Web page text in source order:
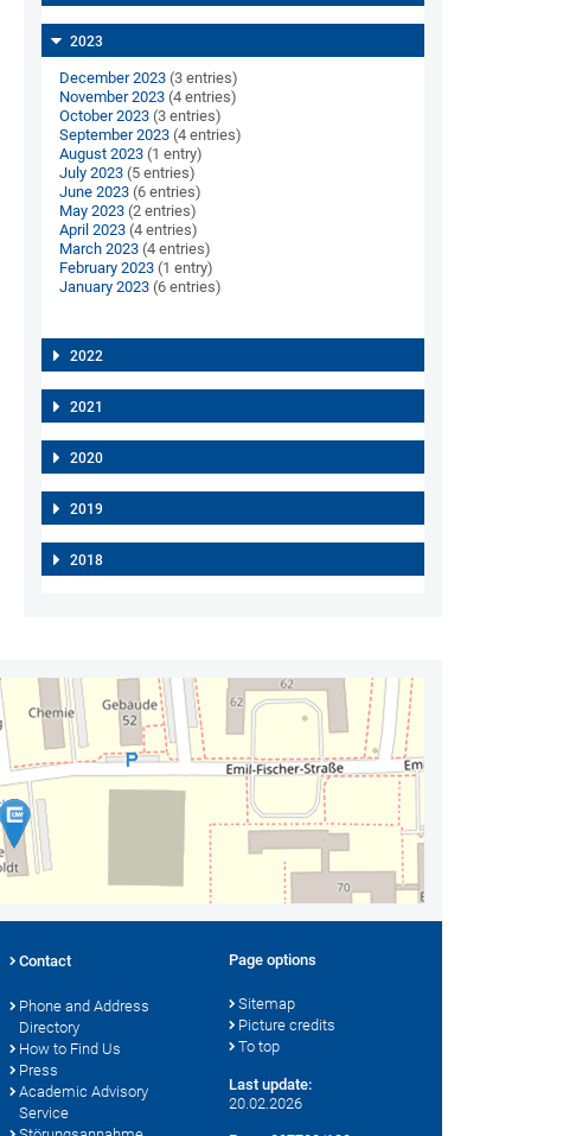
2023
December 2023(3 entries)
November 2023(4 entries)
October 2023(3 entries)
September 2023(4 entries)
August 2023(1 entry)
July 2023(5 entries)
June 2023(6 entries)
May 2023(2 entries)
April 2023(4 entries)
March 2023(4 entries)
February 2023(1 entry)
January 2023(6 entries)
2022
2021
2020
2019
2018
Contact
Phone and Address
Directory
How to Find Us
Press
Academic Advisory
Service
Page options
Sitemap
Picture credits
To top
Last update:
20.02.2026